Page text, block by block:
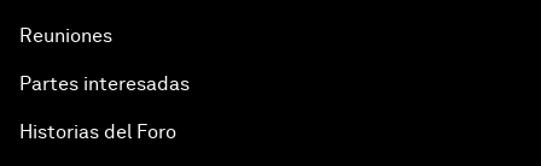
Reuniones
Partes interesadas
Historias del Foro